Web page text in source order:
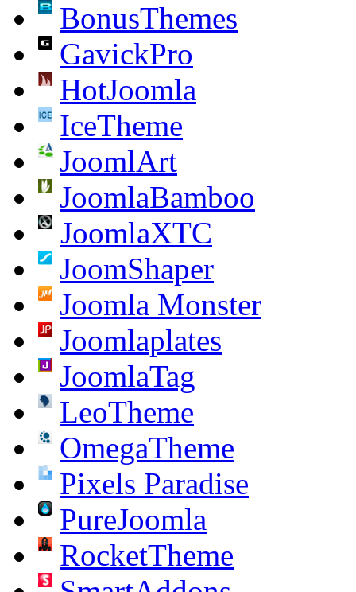
BonusThemes
GavickPro
HotJoomla
IceTheme
JoomlArt
JoomlaBamboo
JoomlaXTC
JoomShaper
Joomla Monster
Joomlaplates
JoomlaTag
LeoTheme
OmegaTheme
Pixels Paradise
PureJoomla
RocketTheme